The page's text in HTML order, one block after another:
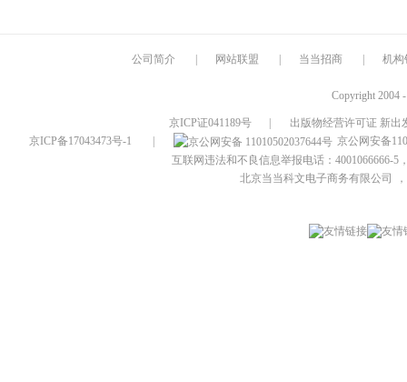
公司简介 网站联盟 当当招商 机构
Copyright 2004
京ICP证041189号
出版物经营许可证 新出
京ICP备17043473号-1
京公网安备
互联网违法和不良信息举报电话：4001066666-5
北京当当科文电子商务有限公司